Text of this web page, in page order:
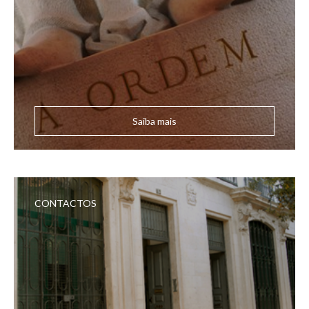
Saiba mais
CONTACTOS